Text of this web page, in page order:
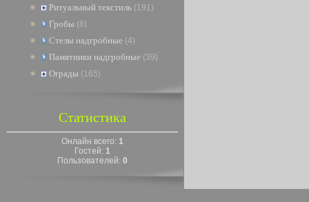
Ритуальный текстиль (191)
Гробы (8)
Стелы надгробные (4)
Памятники надгробные (39)
Ограды (165)
Статистика
Онлайн всего: 1
Гостей: 1
Пользователей: 0